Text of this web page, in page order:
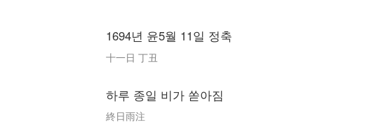
1694년 윤5월 11일 정축
十一日 丁丑
하루 종일 비가 쏟아짐
終日雨注